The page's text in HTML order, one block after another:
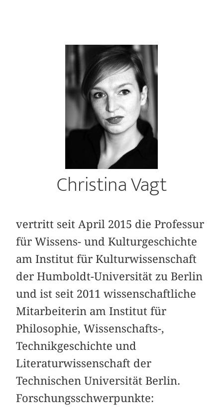
Christina Vagt
vertritt seit April 2015 die Professur
für Wissens- und Kulturgeschichte
am Institut für Kulturwissenschaft
der Humboldt-Universität zu Berlin
und ist seit 2011 wissenschaftliche
Mitarbeiterin am Institut für
Philosophie, Wissenschafts-,
Technikgeschichte und
Literaturwissenschaft der
Technischen Universität Berlin.
Forschungsschwerpunkte: